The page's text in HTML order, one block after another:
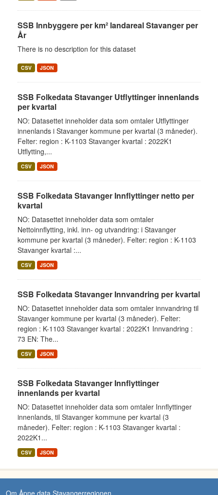
SSB Innbyggere per km² landareal Stavanger per
År
There is no description for this dataset
CSV JSON
SSB Folkedata Stavanger Utflyttinger innenlands
per kvartal
NO: Datasettet inneholder data som omtaler Utflyttinger
innenlands i Stavanger kommune per kvartal (3 måneder).
Felter: region : K-1103 Stavanger kvartal : 2022K1
Utflytting,...
CSV JSON
SSB Folkedata Stavanger Innflyttinger netto per
kvartal
NO: Datasettet inneholder data som omtaler
Nettoinnflytting, inkl. inn- og utvandring: i Stavanger
kommune per kvartal (3 måneder). Felter: region : K-1103
Stavanger kvartal :...
CSV JSON
SSB Folkedata Stavanger Innvandring per kvartal
NO: Datasettet inneholder data som omtaler innvandring til
Stavanger kommune per kvartal (3 måneder). Felter:
region : K-1103 Stavanger kvartal : 2022K1 Innvandring :
73 EN: The...
CSV JSON
SSB Folkedata Stavanger Innflyttinger
innenlands per kvartal
NO: Datasettet inneholder data som omtaler Innflyttinger
innenlands, til Stavanger kommune per kvartal (3
måneder). Felter: region : K-1103 Stavanger kvartal :
2022K1...
CSV JSON
Om Åpne data Stavangerregionen